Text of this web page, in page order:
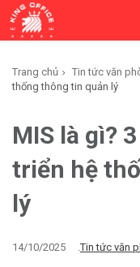
Trang chủ Tin tức văn
thống thông tin quản lý
MIS là gì?
triển hệ
lý
14/10/2025 .Tin tức văn